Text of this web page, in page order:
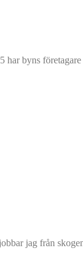
har byns
jag från